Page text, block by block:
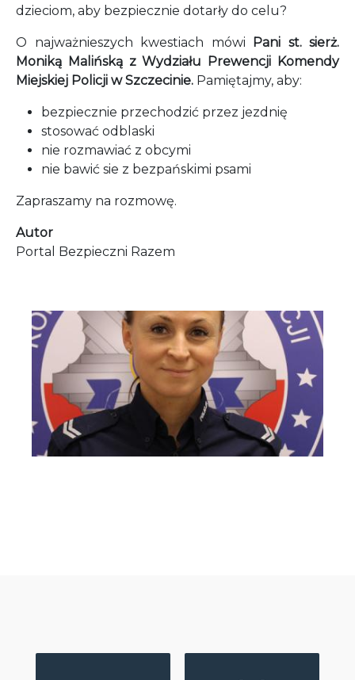
dzieciom, aby bezpiecznie dotarły do celu?
O najważnieszych kwestiach mówi Pani st. sierż.
Moniką Malińską z Wydziału Prewencji Komendy
Miejskiej Policji w Szczecinie. Pamiętajmy, aby:
bezpiecznie przechodzić przez jezdnię
stosować odblaski
nie rozmawiać z obcymi
nie bawić sie z bezpańskimi psami
Zapraszamy na rozmowę.
Autor
Portal Bezpieczni Razem